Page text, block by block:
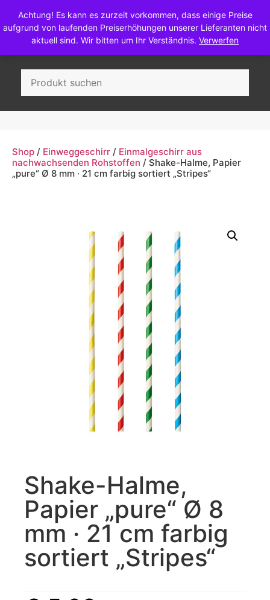
Achtung! Es kann es zurzeit vorkommen, dass einige Preise
aufgrund von laufenden Preiserhöhungen unserer Lieferanten nicht
aktuell sind. Wir bitten um Ihr Verständnis. Verwerfen
Shop / Einweggeschirr / Einmalgeschirr aus
nachwachsenden Rohstoffen / Shake-Halme, Papier
„pure“ Ø 8 mm · 21 cm farbig sortiert „Stripes“
Shake-Halme,
Papier „pure“ Ø 8
mm · 21 cm farbig
sortiert „Stripes“